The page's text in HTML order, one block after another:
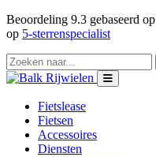
Beoordeling 9.3 gebaseerd op
op 5-sterrenspecialist
Fietslease
Fietsen
Accessoires
Diensten